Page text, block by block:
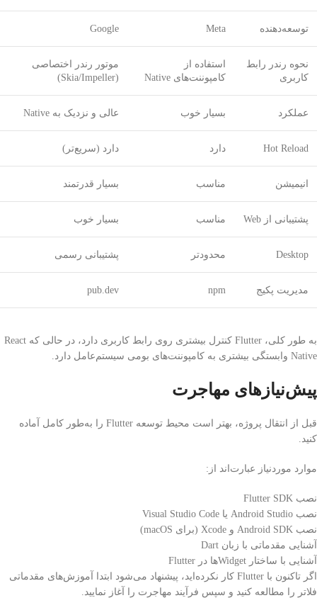
توسعه‌دهنده Meta
Google
نحوه رندر رابط
کاربری
استفاده از
کامپوننت‌های Native
موتور رندر اختصاصی
(Skia/Impeller)
عملکرد بسیار خوب عالی و نزدیک به Native
Hot Reload دارد دارد (سریع‌تر)
انیمیشن مناسب بسیار قدرتمند
پشتیبانی از Web مناسب بسیار خوب
Desktop محدودتر پشتیبانی رسمی
مدیریت پکیج npm
pub.dev
به طور کلی، Flutter کنترل بیشتری روی رابط کاربری دارد، در حالی که React
Native وابستگی بیشتری به کامپوننت‌های بومی سیستم‌عامل دارد.
پیش‌نیازهای مهاجرت
قبل از انتقال پروژه، بهتر است محیط توسعه Flutter را به‌طور کامل آماده
کنید.
موارد موردنیاز عبارت‌اند از:
نصب Flutter SDK
نصب Android Studio یا Visual Studio Code
نصب Android SDK و Xcode (برای macOS)
آشنایی مقدماتی با زبان Dart
آشنایی با ساختار Widgetها در Flutter
اگر تاکنون با Flutter کار نکرده‌اید، پیشنهاد می‌شود ابتدا آموزش‌های مقدماتی
فلاتر را مطالعه کنید و سپس فرآیند مهاجرت را آغاز نمایید.